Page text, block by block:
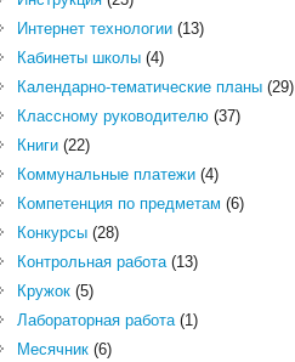
Интернет технологии(13)
Кабинеты школы(4)
Календарно-тематические планы(29)
Классному руководителю(37)
Книги(22)
Коммунальные платежи(4)
Компетенция по предметам (6)
Конкурсы(28)
Контрольная работа(13)
Кружок(5)
Лабораторная работа(1)
Месячник(6)